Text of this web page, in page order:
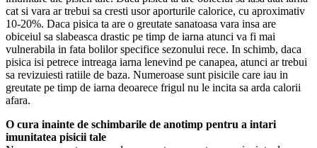
cat si vara ar trebui sa cresti usor aporturile calorice, cu aproximativ
10-20%. Daca pisica ta are o greutate sanatoasa vara insa are
obiceiul sa slabeasca drastic pe timp de iarna atunci va fi mai
vulnerabila in fata bolilor specifice sezonului rece. In schimb, daca
pisica isi petrece intreaga iarna lenevind pe canapea, atunci ar trebui
sa revizuiesti ratiile de baza. Numeroase sunt pisicile care iau in
greutate pe timp de iarna deoarece frigul nu le incita sa arda calorii
afara.
O cura inainte de schimbarile de anotimp pentru a intari
imunitatea pisicii tale